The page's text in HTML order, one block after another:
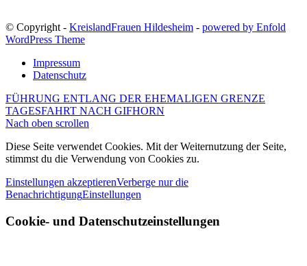
© Copyright - KreislandFrauen Hildesheim - powered by Enfold
WordPress Theme
Impressum
Datenschutz
FÜHRUNG ENTLANG DER EHEMALIGEN GRENZE
TAGESFAHRT NACH GIFHORN
Nach oben scrollen
Diese Seite verwendet Cookies. Mit der Weiternutzung der Seite,
stimmst du die Verwendung von Cookies zu.
Einstellungen akzeptierenVerberge nur die
BenachrichtigungEinstellungen
Cookie- und Datenschutzeinstellungen